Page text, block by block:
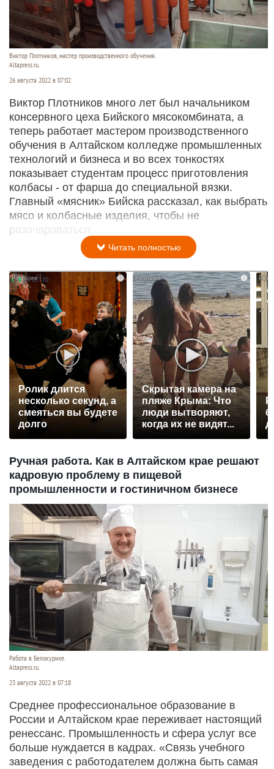
Виктор Плотников, мастер производственного обучения.
Altapress.ru.
26 августа 2022 в 07:02
Виктор Плотников много лет был начальником
консервного цеха Бийского мясокомбината, а
теперь работает мастером производственного
обучения в Алтайском колледже промышленных
технологий и бизнеса и во всех тонкостях
показывает студентам процесс приготовления
колбасы - от фарша до специальной вязки.
Главный «мясник» Бийска рассказал, как выбрать
мясо и колбасные изделия, чтобы не
разочароваться.
Читать полностью
Ролик длится
несколько секунд, а
смеяться вы будете
долго
i
Скрытая камера на
пляже Крыма: Что
люди вытворяют,
когда их не видят...
Ручная работа. Как в Алтайском крае решают
кадровую проблему в пищевой
промышленности и гостиничном бизнесе
Работа в Белокурихе.
Altapress.ru.
23 августа 2022 в 07:18
Среднее профессиональное образование в
России и Алтайском крае переживает настоящий
ренессанс. Промышленность и сфера услуг все
больше нуждается в кадрах. «Связь учебного
заведения с работодателем должна быть самая